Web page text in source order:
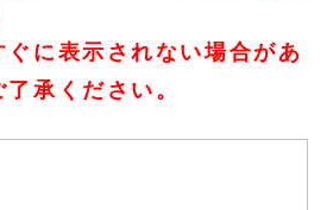
ぐに表示されない場合があ
承ください。